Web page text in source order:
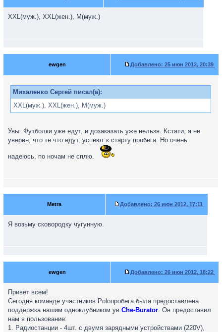
XXL(муж.), XXL(жен.), M(муж.)
ewgen Добавлено: 25 июн 2012, 20:39
Михаленко Сергей писал(а):
XXL(муж.), XXL(жен.), M(муж.)
Увы. Футболки уже едут, и дозаказать уже нельзя. Кстати, я не
уверен, что те что едут, успеют к старту пробега. Но очень
надеюсь, по ночам не сплю.
Metra Добавлено: 26 июн 2012, 17:11
Я возьму сковородку чугунную.
ewgen Добавлено: 26 июн 2012, 18:22
Привет всем!
Сегодня команде участников Poloпробега была предоставлена
поддержка нашим одноклубником ув.Che-Burator. Он предоставил
нам в пользование:
1. Радиостанции - 4шт. с двумя зарядными устройствами (220V),